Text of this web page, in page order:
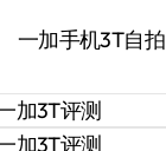
一加手机3T自拍